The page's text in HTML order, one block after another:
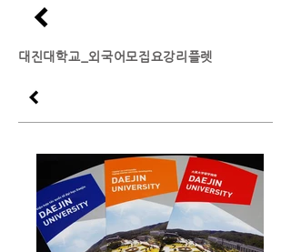
대진대학교_외국어모집요강리플렛